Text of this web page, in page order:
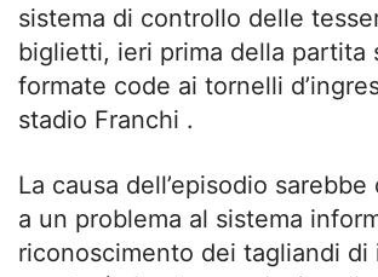
sistema di controllo delle
biglietti, ieri prima della partita
formate code ai tornelli
stadio Franchi .
La causa dell’episodio
a un problema al sistema
riconoscimento dei tagliandi di